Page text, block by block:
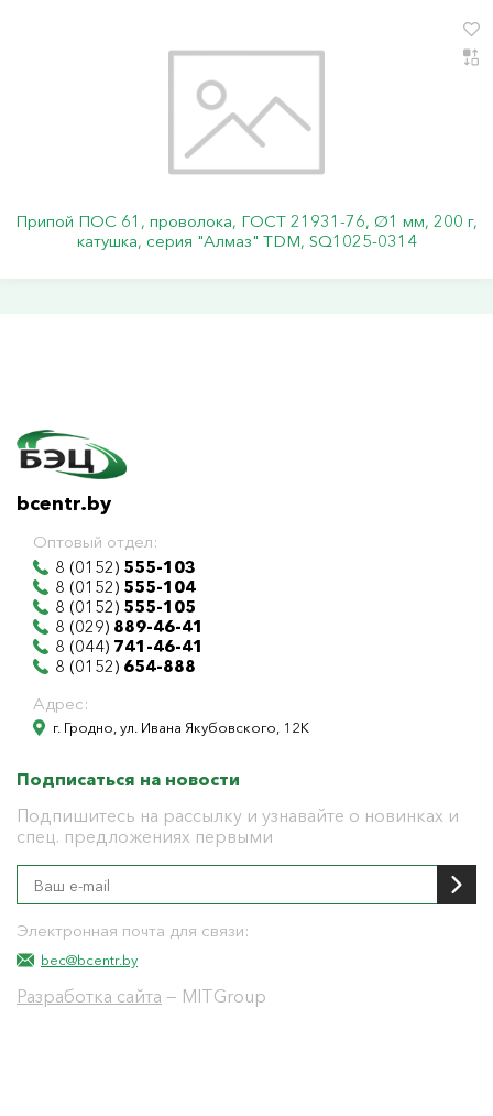
Припой ПОС 61, проволока, ГОСТ 21931-76, Ø1 мм, 200 г,
катушка, серия "Алмаз" TDM, SQ1025-0314
bcentr.by
Оптовый отдел:
8 (0152) 555-103
8 (0152) 555-104
8 (0152) 555-105
8 (029) 889-46-41
8 (044) 741-46-41
8 (0152) 654-888
Адрес:
г. Гродно, ул. Ивана Якубовского, 12К
Подписаться на новости
Подпишитесь на рассылку и узнавайте о новинках и
спец. предложениях первыми
Электронная почта для связи:
bec@bcentr.by
Разработка сайта — MITGroup